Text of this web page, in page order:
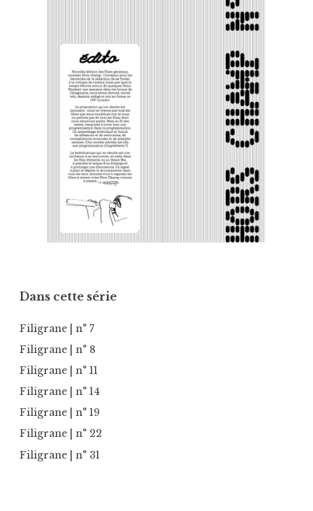
Dans cette série
Filigrane | n° 7
Filigrane | n° 8
Filigrane | n° 11
Filigrane | n° 14
Filigrane | n° 19
Filigrane | n° 22
Filigrane | n° 31